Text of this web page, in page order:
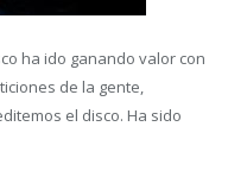
ha ido ganando valor con
de la gente,
el disco. Ha sido